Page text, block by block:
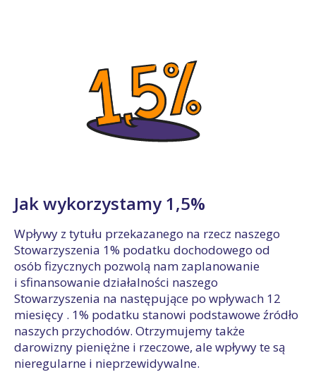
Jak wykorzystamy 1,5%
Wpływy z tytułu przekazanego na rzecz naszego
Stowarzyszenia 1% podatku dochodowego od
osób fizycznych pozwolą nam zaplanowanie
i sfinansowanie działalności naszego
Stowarzyszenia na następujące po wpływach 12
miesięcy . 1% podatku stanowi podstawowe źródło
naszych przychodów. Otrzymujemy także
darowizny pieniężne i rzeczowe, ale wpływy te są
nieregularne i nieprzewidywalne.